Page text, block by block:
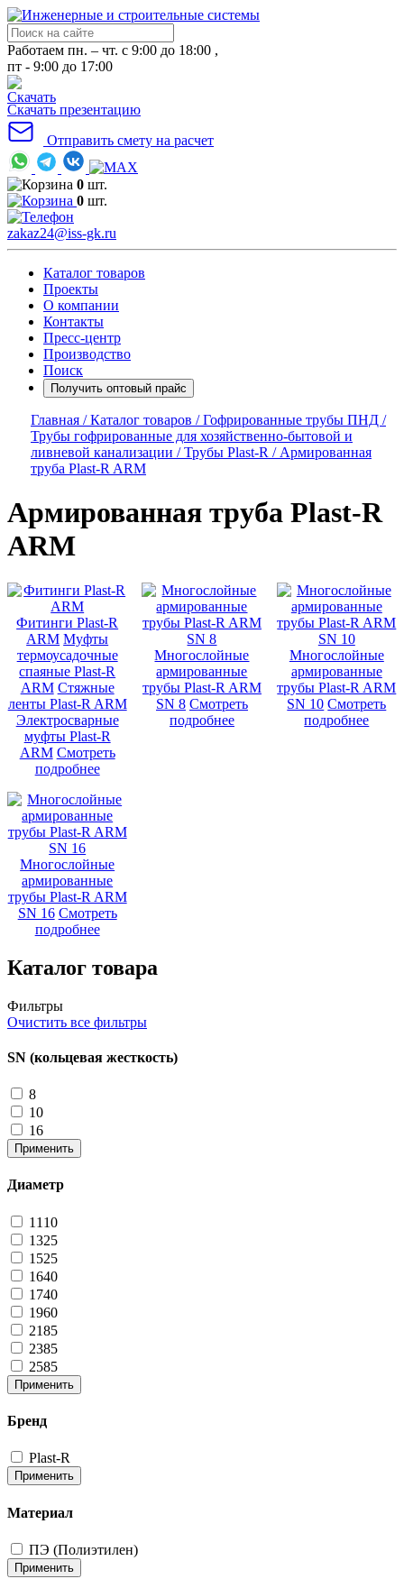
Работаем пн. – чт. с 9:00 до 18:00 ,
пт - 9:00 до 17:00
Скачать презентацию
Отправить смету на расчет
0 шт.
0 шт.
zakaz24@iss-gk.ru
Каталог товаров
Проекты
О компании
Контакты
Пресс-центр
Производство
Поиск
Получить оптовый прайс
Главная /Каталог товаров /Гофрированные трубы ПНД /
Трубы гофрированные для хозяйственно-бытовой и
ливневой канализации /Трубы Plast-R / Армированная
труба Plast-R ARM
Армированная труба Plast-R
ARM
Фитинги Plast-R
ARM Муфты
термоусадочные
спаяные Plast-R
ARM Стяжные
ленты Plast-R ARM
Электросварные
муфты Plast-R
ARM Смотреть
подробнее
Многослойные
армированные
трубы Plast-R ARM
SN 8 Смотреть
подробнее
Многослойные
армированные
трубы Plast-R ARM
SN 10 Смотреть
подробнее
Многослойные
армированные
трубы Plast-R ARM
SN 16 Смотреть
подробнее
Каталог товара
Фильтры
Очистить все фильтры
SN (кольцевая жесткость)
8
10
16
Применить
Диаметр
1110
1325
1525
1640
1740
1960
2185
2385
2585
Применить
Бренд
Plast-R
Применить
Материал
ПЭ (Полиэтилен)
Применить